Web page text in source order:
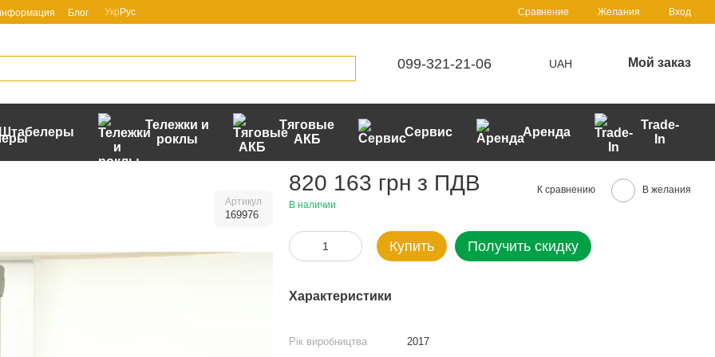
Блог Укр Рус Сравнение Желания Вход
099-321-21-06 UAH Мой заказ
Штабелеры
Тележки и
роклы
Тяговые
АКБ
Сервис Аренда
Trade-
In
Артикул
169976
820 163 грн з ПДВ
В наличии
К сравнению В желания
Купить Получить скидку
Характеристики
Рік виробництва
2017